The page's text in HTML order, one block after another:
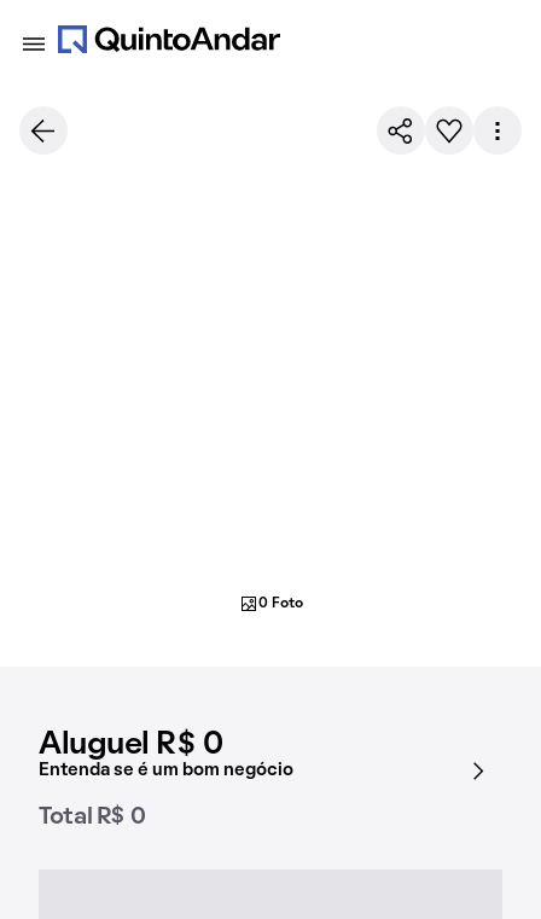
Aluguel R$ 0
Entenda se é um bom negócio
Total R$ 0
0 Foto